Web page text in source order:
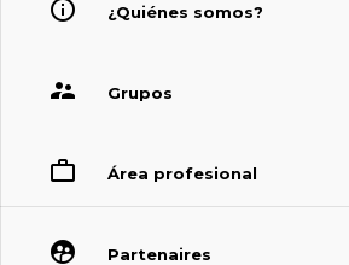
¿Quiénes somos?
Grupos
Área profesional
Partenaires